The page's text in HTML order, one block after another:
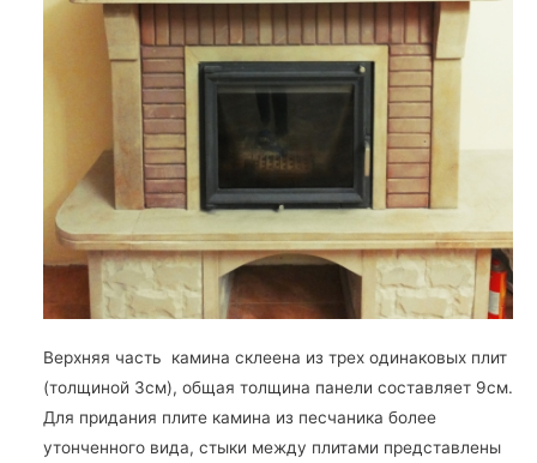
Верхняя часть камина склеена из трех одинаковых плит
(толщиной 3см), общая толщина панели составляет 9см.
Для придания плите камина из песчаника более
утонченного вида, стыки между плитами представлены